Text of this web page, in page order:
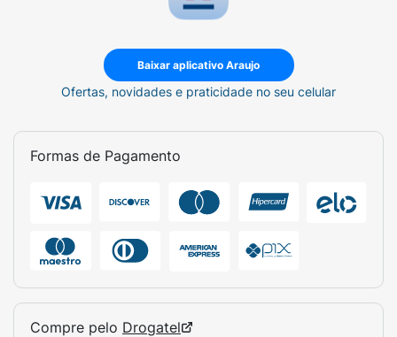
Portão de Cambuí.
Produto:Doce de Leite Tradicional.
Apresentação:Tabletes / Cubos (Doce de
Corte).
200g.
teor de açúcar adicionado.
Baixar aplicativo Araujo
Ofertas, novidades e praticidade no seu celular
Formas de Pagamento
Compre pelo Drogatel